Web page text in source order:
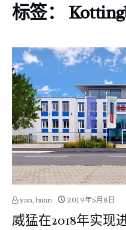
标签：
yan, huan 2019年5月8日
威猛在2018年实现